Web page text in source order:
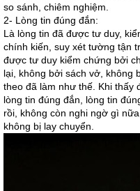
so sánh, chiêm nghiệm.
2- Lòng tin đúng đắn:
Là lòng tin đã được tư duy,
chính kiến, suy xét tường tận
được tư duy kiểm chứng bởi
lại, không bởi sách vở, không
theo đã làm như thế. Khi thấy
lòng tin đúng đắn, lòng tin
rồi, không còn nghi ngờ gì
không bị lay chuyển.